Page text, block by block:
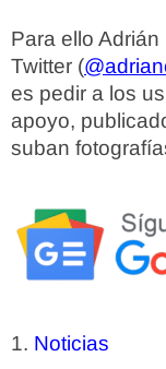
Para ello
Twitter (
es pedir a los
apoyo,
suban
Noticias